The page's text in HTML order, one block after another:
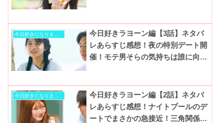
今日好きラヨーン編【3話】ネタバ
レあらすじ感想！夜の特別デート開
催！モテ男そらの気持ちは誰に向
今日好きになりました
今日好きラヨーン編【2話】ネタバ
レあらすじ感想！ナイトプールのデ
ートでまさかの急接近！三角関係が